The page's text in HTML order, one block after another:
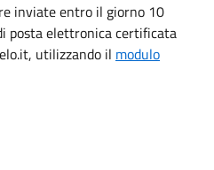
inviate entro il giorno 10
posta elettronica certificata
utilizzando il modulo